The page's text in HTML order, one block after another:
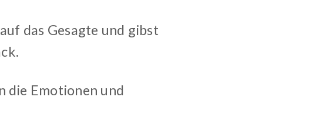
das Gesagte und gibst
die Emotionen und